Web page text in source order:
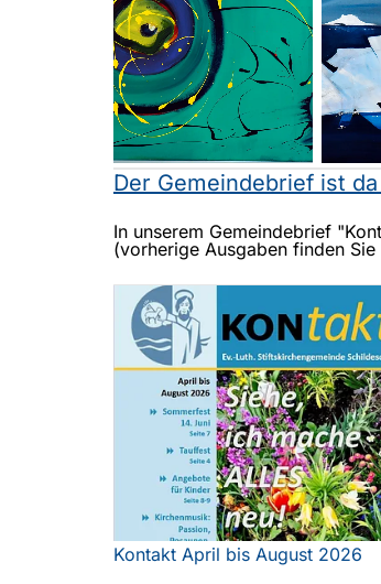
Der Gemeindebrief ist
In unserem Gemeindebrief
(vorherige Ausgaben finden Sie
Kontakt April bis August 2026